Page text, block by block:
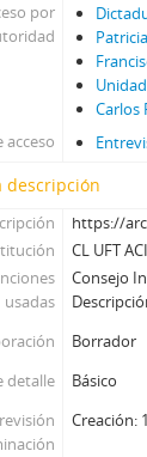
por
Carlos
descripción
https://
CL UFT
usadas
Consejo
Borrador
detalle
Básico
Creación: